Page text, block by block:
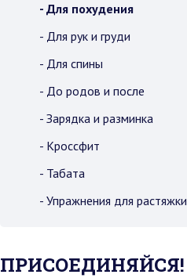
- Для похудения
- Для рук и груди
- Для спины
- До родов и после
- Зарядка и разминка
- Кроссфит
- Табата
- Упражнения для растяжки
ПРИСОЕДИНЯЙСЯ!